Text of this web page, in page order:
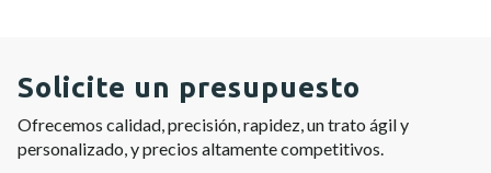
Solicite un presupuesto
Ofrecemos calidad, precisión, rapidez, un trato ágil y
personalizado, y precios altamente competitivos.